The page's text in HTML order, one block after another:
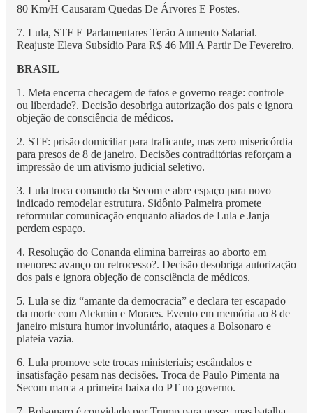
80 Km/H Causaram Quedas De Árvores E Postes.
7. Lula, STF E Parlamentares Terão Aumento Salarial.
Reajuste Eleva Subsídio Para R$ 46 Mil A Partir De Fevereiro.
BRASIL
1. Meta encerra checagem de fatos e governo reage: controle
ou liberdade?. Decisão desobriga autorização dos pais e ignora
objeção de consciência de médicos.
2. STF: prisão domiciliar para traficante, mas zero misericórdia
para presos de 8 de janeiro. Decisões contraditórias reforçam a
impressão de um ativismo judicial seletivo.
3. Lula troca comando da Secom e abre espaço para novo
indicado remodelar estrutura. Sidônio Palmeira promete
reformular comunicação enquanto aliados de Lula e Janja
perdem espaço.
4. Resolução do Conanda elimina barreiras ao aborto em
menores: avanço ou retrocesso?. Decisão desobriga autorização
dos pais e ignora objeção de consciência de médicos.
5. Lula se diz “amante da democracia” e declara ter escapado
da morte com Alckmin e Moraes. Evento em memória ao 8 de
janeiro mistura humor involuntário, ataques a Bolsonaro e
plateia vazia.
6. Lula promove sete trocas ministeriais; escândalos e
insatisfação pesam nas decisões. Troca de Paulo Pimenta na
Secom marca a primeira baixa do PT no governo.